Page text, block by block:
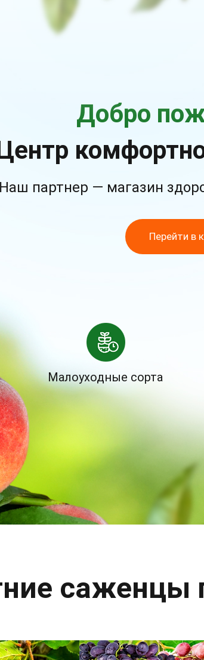
Добро
Наш партнер — магазин
Перейти в
Малоуходные сорта